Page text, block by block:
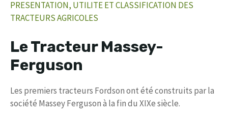
PRESENTATION, UTILITE ET CLASSIFICATION DES
TRACTEURS AGRICOLES
Le Tracteur Massey-
Ferguson
Les premiers tracteurs Fordson ont été construits par la
société Massey Ferguson à la fin du XIXe siècle.